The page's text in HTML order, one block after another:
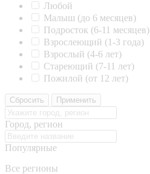
Любой
Малыш (до 6 месяцев)
Подросток (6-11 месяцев)
Взрослеющий (1-3 года)
Взрослый (4-6 лет)
Стареющий (7-11 лет)
Пожилой (от 12 лет)
Сбросить Применить
Город, регион
Популярные
Все регионы